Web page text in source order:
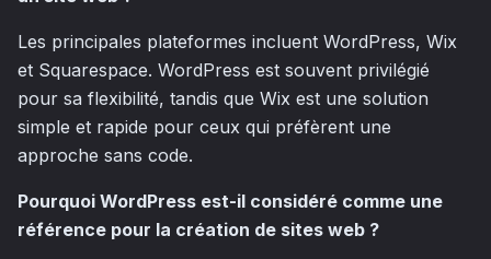
Les principales plateformes incluent WordPress, Wix
et Squarespace. WordPress est souvent privilégié
pour sa flexibilité, tandis que Wix est une solution
simple et rapide pour ceux qui préfèrent une
approche sans code.
Pourquoi WordPress est-il considéré comme une
référence pour la création de sites web ?